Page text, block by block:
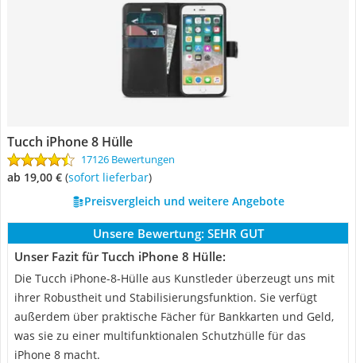
Tucch iPhone 8 Hülle
17126 Bewertungen
ab 19,00 € ( Sofort lieferbar)
Preisvergleich und weitere Angebote
Unsere Bewertung: SEHR GUT
Unser Fazit für Tucch iPhone 8 Hülle:
Die Tucch iPhone-8-Hülle aus Kunstleder überzeugt uns mit
ihrer Robustheit und Stabilisierungsfunktion. Sie verfügt
außerdem über praktische Fächer für Bankkarten und Geld,
was sie zu einer multifunktionalen Schutzhülle für das
iPhone 8 macht.